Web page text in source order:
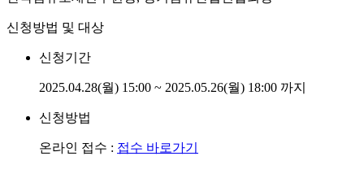
신청방법 및 대상
신청기간
2025.04.28(월) 15:00 ~ 2025.05.26(월) 18:00 까지
신청방법
온라인 접수 : 접수 바로가기